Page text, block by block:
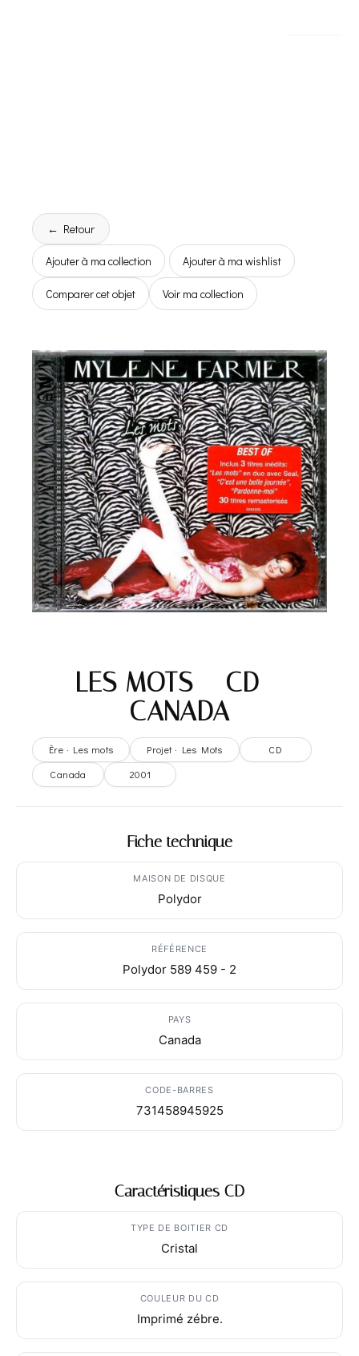
← Retour
Ajouter à ma collection Ajouter à ma wishlist
Comparer cet objet Voir ma collection
LES MOTS – CD –
CANADA
Ère · Les mots Projet · Les Mots
CD
Canada
2001
Fiche technique
MAISON DE DISQUE
Polydor
RÉFÉRENCE
Polydor 589 459 - 2
PAYS
Canada
CODE-BARRES
731458945925
Caractéristiques CD
TYPE DE BOITIER CD
Cristal
COULEUR DU CD
Imprimé zébre.